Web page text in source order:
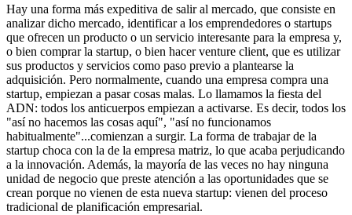
Hay una forma más expeditiva de salir al mercado, que consiste en
analizar dicho mercado, identificar a los emprendedores o startups
que ofrecen un producto o un servicio interesante para la empresa y,
o bien comprar la startup, o bien hacer venture client, que es utilizar
sus productos y servicios como paso previo a plantearse la
adquisición. Pero normalmente, cuando una empresa compra una
startup, empiezan a pasar cosas malas. Lo llamamos la fiesta del
ADN: todos los anticuerpos empiezan a activarse. Es decir, todos los
"así no hacemos las cosas aquí", "así no funcionamos
habitualmente"...comienzan a surgir. La forma de trabajar de la
startup choca con la de la empresa matriz, lo que acaba perjudicando
a la innovación. Además, la mayoría de las veces no hay ninguna
unidad de negocio que preste atención a las oportunidades que se
crean porque no vienen de esta nueva startup: vienen del proceso
tradicional de planificación empresarial.